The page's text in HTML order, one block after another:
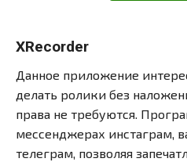
XRecorder
Данное приложение
делать ролики без
права не требуются.
мессенджерах инстаграм,
телеграм, позволяя